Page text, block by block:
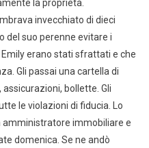
la proprietà.
invecchiato di dieci
del suo perenne evitare i
erano stati sfrattati e che
Gli passai una cartella di
bollette. Gli
le violazioni di fiducia. Lo
immobiliare e
domenica. Se ne andò